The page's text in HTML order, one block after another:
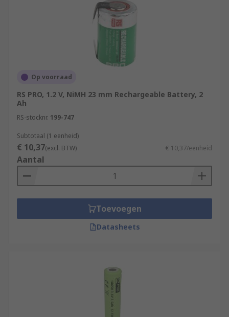
Op voorraad
RS PRO, 1.2 V, NiMH 23 mm Rechargeable Battery, 2
Ah
RS-stocknr. 199-747
Subtotaal (1 eenheid)
€ 10,37(excl. BTW) € 10,37/eenheid
Aantal
Toevoegen
Datasheets